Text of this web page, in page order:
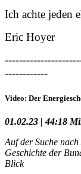
Ich achte jeden
Eric Hoyer
------------
Video: Der
01.02.23 | 44:18
Auf der Suche
Geschichte der
Blick